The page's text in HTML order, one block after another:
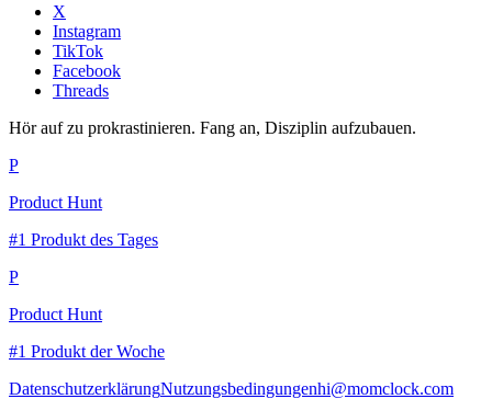
X
Instagram
TikTok
Facebook
Threads
Hör auf zu prokrastinieren. Fang an, Disziplin aufzubauen.
P
Product Hunt
#1 Produkt des Tages
P
Product Hunt
#1 Produkt der Woche
DatenschutzerklärungNutzungsbedingungenhi@momclock.com